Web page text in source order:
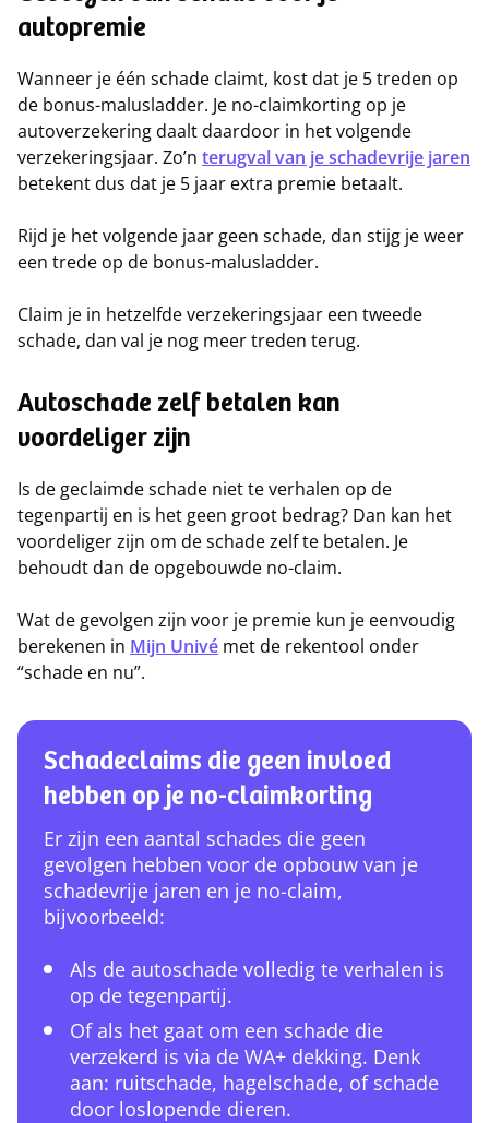
autopremie
Wanneer je één schade claimt, kost dat je 5 treden op
de bonus-malusladder. Je no-claimkorting op je
autoverzekering daalt daardoor in het volgende
verzekeringsjaar. Zo’n terugval van je schadevrije jaren
betekent dus dat je 5 jaar extra premie betaalt.
Rijd je het volgende jaar geen schade, dan stijg je weer
een trede op de bonus-malusladder.
Claim je in hetzelfde verzekeringsjaar een tweede
schade, dan val je nog meer treden terug.
Autoschade zelf betalen kan
voordeliger zijn
Is de geclaimde schade niet te verhalen op de
tegenpartij en is het geen groot bedrag? Dan kan het
voordeliger zijn om de schade zelf te betalen. Je
behoudt dan de opgebouwde no-claim.
Wat de gevolgen zijn voor je premie kun je eenvoudig
berekenen in Mijn Univé met de rekentool onder
“schade en nu”.
Schadeclaims die geen invloed
hebben op je no-claimkorting
Er zijn een aantal schades die geen
gevolgen hebben voor de opbouw van je
schadevrije jaren en je no-claim,
bijvoorbeeld:
Als de autoschade volledig te verhalen is
op de tegenpartij.
Of als het gaat om een schade die
verzekerd is via de WA+ dekking. Denk
aan: ruitschade, hagelschade, of schade
door loslopende dieren.